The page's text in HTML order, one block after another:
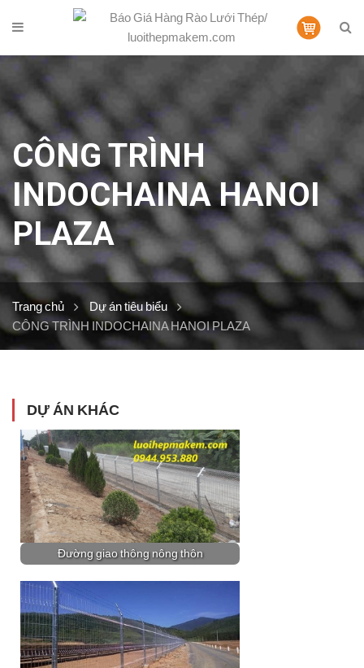
CÔNG TRÌNH
INDOCHAINA HANOI
PLAZA
Trang chủ
Dự án tiêu biểu
CÔNG TRÌNH INDOCHAINA HANOI PLAZA
DỰ ÁN KHÁC
Đường giao thông nông thôn